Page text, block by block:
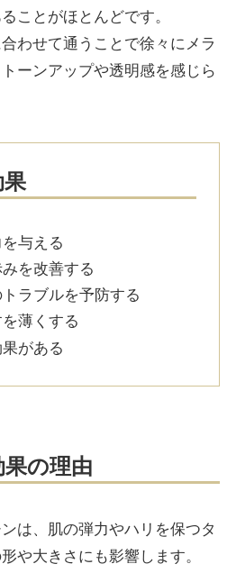
ことがほとんどです。
わせて通うことで徐々にメラ
ーンアップや透明感を感じら
与える
を改善する
ラブルを予防する
薄くする
がある
の理由
は、肌の弾力やハリを保つタ
や大きさにも影響します。